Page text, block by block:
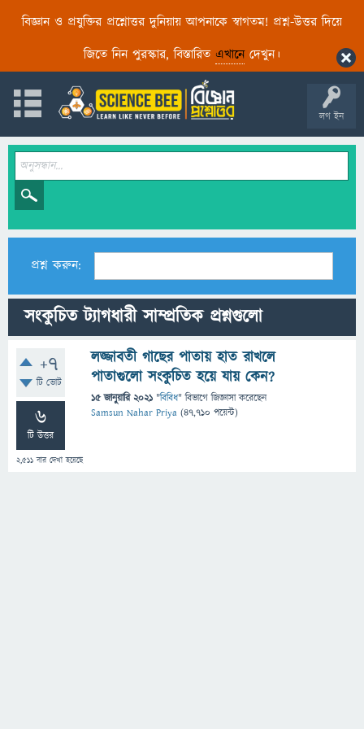
বিজ্ঞান ও প্রযুক্তির প্রশ্নোত্তর দুনিয়ায় আপনাকে স্বাগতম! প্রশ্ন-উত্তর দিয়ে
জিতে নিন পুরস্কার, বিস্তারিত এখানেদেখুন।
লগ ইন
প্রশ্ন করুন:
সংকুচিত ট্যাগধারী সাম্প্রতিক প্রশ্নগুলো
+7
টি ভোট
6
টি উত্তর
2,511 বার দেখা হয়েছে
লজ্জাবতী গাছের পাতায় হাত রাখলে
পাতাগুলো সংকুচিত হয়ে যায় কেন?
15 জানুয়ারি 2021 "বিবিধ" বিভাগে জিজ্ঞাসাকরেছেন
Samsun Nahar Priya (47,710 পয়েন্ট)